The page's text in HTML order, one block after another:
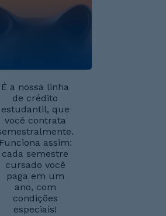
É a nossa linha
de crédito
estudantil, que
você contrata
Funciona assim:
cada semestre
cursado você
paga em um
ano, com
condições
especiais!